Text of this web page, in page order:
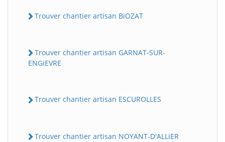
Trouver chantier artisan BiOZAT
Trouver chantier artisan GARNAT-SUR-
ENGiEVRE
Trouver chantier artisan ESCUROLLES
Trouver chantier artisan NOYANT-D'ALLiER